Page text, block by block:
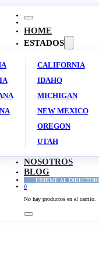
HOME
ESTADOS
CALIFORNIA
IDAHO
MICHIGAN
NEW MEXICO
OREGON
UTAH
NOSOTROS
BLOG
UNIRME AL
0
No hay productos en el carrito.